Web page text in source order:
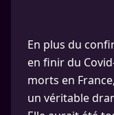
En plus du
en finir du
morts en
un véritable